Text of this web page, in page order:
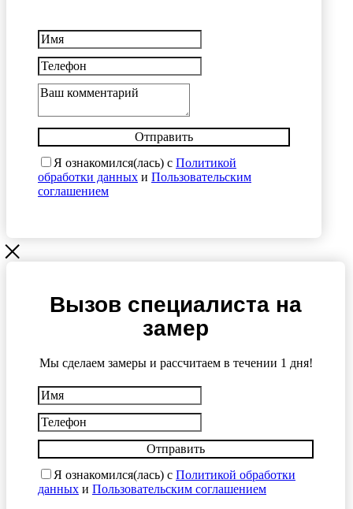
Отправить
Я ознакомился(лась) с Политикой
обработки данных и Пользовательским
соглашением
Вызов специалиста на
замер
Мы сделаем замеры и рассчитаем в течении 1 дня!
Отправить
Я ознакомился(лась) с Политикой обработки
данных и Пользовательским соглашением